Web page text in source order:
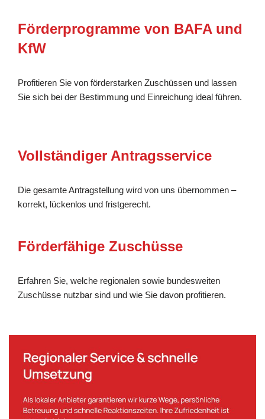
Förderprogramme von BAFA und
KfW
Profitieren Sie von förderstarken Zuschüssen und lassen
Sie sich bei der Bestimmung und Einreichung ideal führen.
Vollständiger Antragsservice
Die gesamte Antragstellung wird von uns übernommen –
korrekt, lückenlos und fristgerecht.
Förderfähige Zuschüsse
Erfahren Sie, welche regionalen sowie bundesweiten
Zuschüsse nutzbar sind und wie Sie davon profitieren.